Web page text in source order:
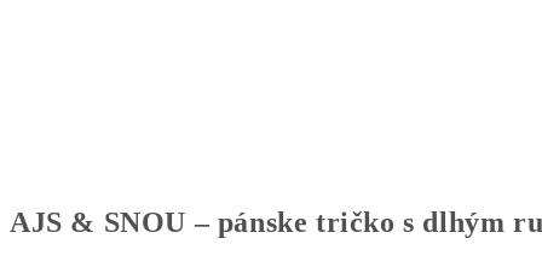
AJS & SNOU – pánske tričko s dlhým